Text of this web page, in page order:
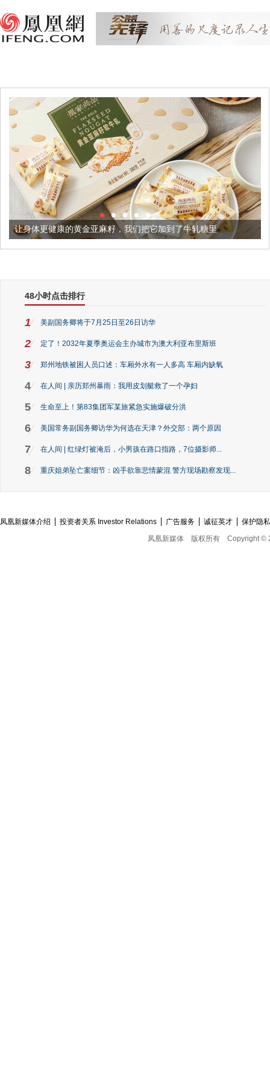
金亚麻籽，我们把它加到了牛轧糖里 被列入佛家七宝的它
48小时点击排行
1 美副国务卿将于7月25日至26日访华
2 定了！2032年夏季奥运会主办城市为澳大利亚布里斯班
3 郑州地铁被困人员口述：车厢外水有一人多高 车厢内缺氧
4 在人间 | 亲历郑州暴雨：我用皮划艇救了一个孕妇
5 生命至上！第83集团军某旅紧急实施爆破分洪
6 美国常务副国务卿访华为何选在天津？外交部：两个原因
7 在人间 | 红绿灯被淹后，小男孩在路口指路，7位摄影师...
8 重庆姐弟坠亡案细节：凶手欲靠悲情蒙混 警方现场勘察发现...
凤凰新媒体介绍 投资者关系 Investor Relations 广告服务 诚征英才
保护隐
凤凰新媒体
版权所有 Copyright ©